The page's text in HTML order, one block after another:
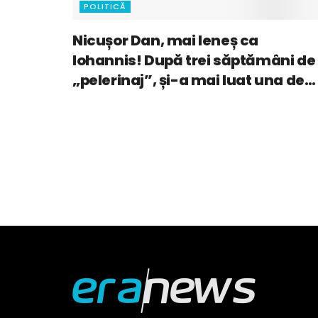
POLITICĂ
Nicușor Dan, mai leneș ca
Iohannis! După trei săptămâni de
„pelerinaj”, și-a mai luat una de